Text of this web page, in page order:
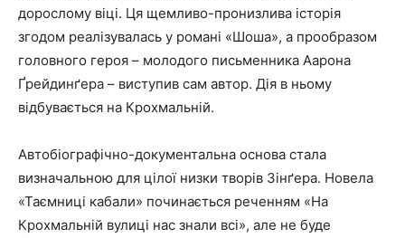
дорослому віці. Ця щемливо-пронизлива історія
згодом реалізувалась у романі «Шоша», а прообразом
головного героя – молодого письменника Аарона
Ґрейдинґера – виступив сам автор. Дія в ньому
відбувається на Крохмальній.
Автобіографічно-документальна основа стала
визначальною для цілої низки творів Зінґера. Новела
«Таємниці кабали» починається реченням «На
Крохмальній вулиці нас знали всі», але не буде